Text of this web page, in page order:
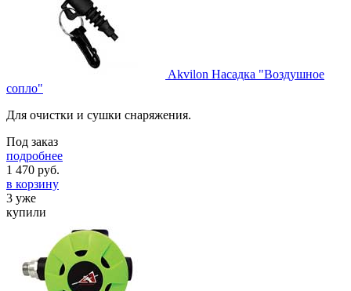
Akvilon Насадка "Воздушное
сопло"
Для очистки и сушки снаряжения.
Под заказ
подробнее
1 470 руб.
в корзину
3 уже
купили